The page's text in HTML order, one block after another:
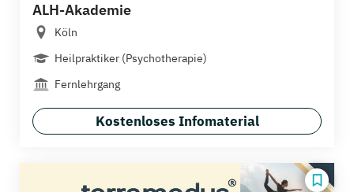
ALH-Akademie
Köln
Heilpraktiker (Psychotherapie)
Fernlehrgang
Kostenloses Infomaterial